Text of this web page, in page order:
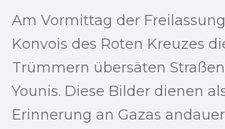
Am Vormittag der
Konvois des Roten Kreuzes
Trümmern übersäten
Younis. Diese Bilder dienen
Erinnerung an Gazas